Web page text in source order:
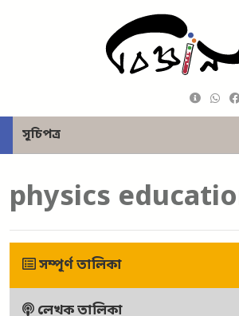
সূচিপত্র
physics
সম্পূর্ণ তালিকা
লেখক তালিকা